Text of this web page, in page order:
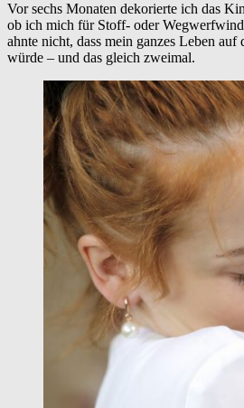
Vor sechs Monaten dekorierte ich das
ob ich mich für Stoff- oder
ahnte nicht, dass mein ganzes Leben
würde – und das gleich zweimal.